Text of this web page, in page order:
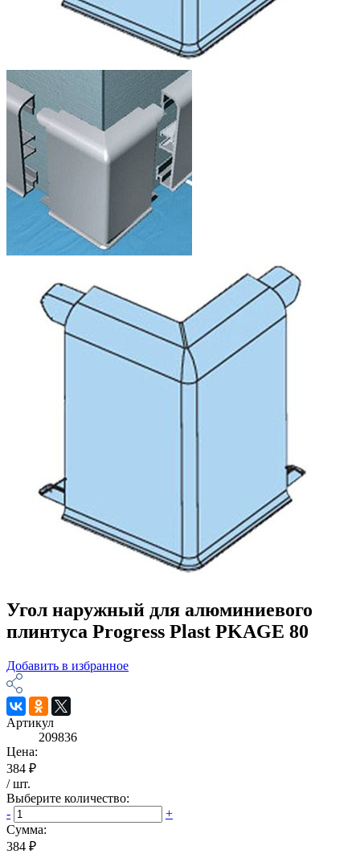
Угол наружный для алюминиевого
плинтуса Progress Plast PKAGE 80
Добавить в избранное
Артикул
209836
Цена:
384 ₽
/шт.
Выберите количество:
-
+
Сумма:
384 ₽